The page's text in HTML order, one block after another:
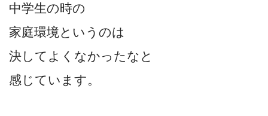
中学生の時の
家庭環境というのは
決してよくなかったなと
感じています。